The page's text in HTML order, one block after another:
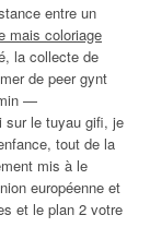
entre un
mais coloriage
la collecte de
de peer gynt
—
sur le tuyau gifi, je
tout de la
mis à le
européenne et
et le plan 2 votre